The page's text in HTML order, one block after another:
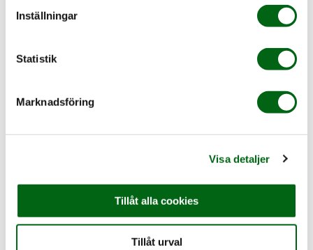
Inställningar
Statistik
Marknadsföring
Visa detaljer
Tillåt alla cookies
Tillåt urval
Krisstöd i förskola/skola efter ett inträffat
självmord (nationellt)
Ericastiftelsen erbjuder kostnadsfritt krisstöd i
förskola/skola efter ett genomfört självmord som